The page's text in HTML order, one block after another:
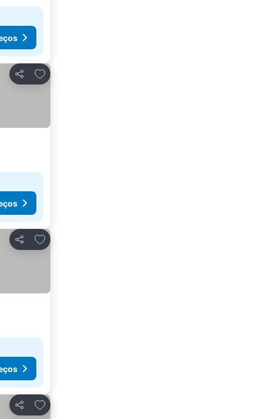
Partilhar
Adicionar aos favoritos
Partilhar
Adicionar aos favoritos
Partilhar
Adicionar aos favoritos